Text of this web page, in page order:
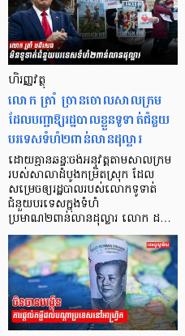
ហិរញ្ញវត្ថុ
លោក ត្រាំ ច្រានចោលសាលក្រម
ដែលបញ្ជាឱ្យរដ្ឋបាលខ្លួនទូទាត់ជំនួយ
បរទេសទំហំ២ពាន់លានដុល្លារ
ដោយគ្មានឆន្ទៈចង់អនុវត្តតាមសាលក្រម
របស់សាលាដំបូងកម្រិតស្រុក ដែល
សម្រេចឲ្យរដ្ឋបាលរបស់លោកទូទាត់
ជំនួយបរទេសក្នុងទំហំ
ប្រមាណ២ពាន់លានដុល្លារ លោក ដ…